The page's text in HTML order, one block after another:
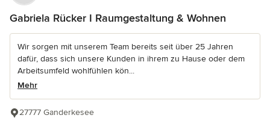
Gabriela Rücker I Raumgestaltung & Wohnen
Wir sorgen mit unserem Team bereits seit über 25 Jahren
dafür, dass sich unsere Kunden in ihrem zu Hause oder dem
Arbeitsumfeld wohlfühlen kön...
Mehr
27777 Ganderkesee